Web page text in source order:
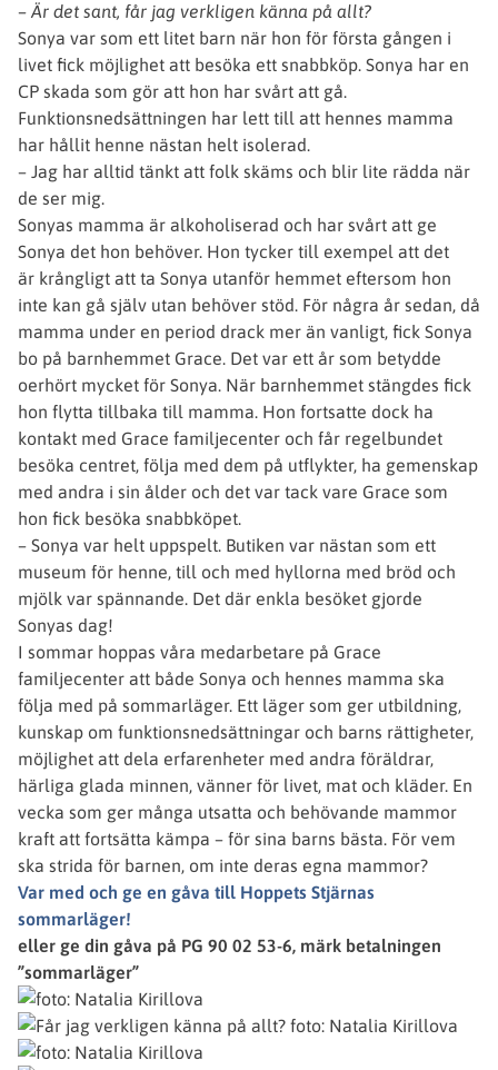
– Är det sant, får jag verkligen känna på allt?
Sonya var som ett litet barn när hon för första gången i
livet fick möjlighet att besöka ett snabbköp. Sonya har en
CP skada som gör att hon har svårt att gå.
Funktionsnedsättningen har lett till att hennes mamma
har hållit henne nästan helt isolerad.
– Jag har alltid tänkt att folk skäms och blir lite rädda när
de ser mig.
Sonyas mamma är alkoholiserad och har svårt att ge
Sonya det hon behöver. Hon tycker till exempel att det
är krångligt att ta Sonya utanför hemmet eftersom hon
inte kan gå själv utan behöver stöd. För några år sedan, då
mamma under en period drack mer än vanligt, fick Sonya
bo på barnhemmet Grace. Det var ett år som betydde
oerhört mycket för Sonya. När barnhemmet stängdes fick
hon flytta tillbaka till mamma. Hon fortsatte dock ha
kontakt med Grace familjecenter och får regelbundet
besöka centret, följa med dem på utflykter, ha gemenskap
med andra i sin ålder och det var tack vare Grace som
hon fick besöka snabbköpet.
– Sonya var helt uppspelt. Butiken var nästan som ett
museum för henne, till och med hyllorna med bröd och
mjölk var spännande. Det där enkla besöket gjorde
Sonyas dag!
I sommar hoppas våra medarbetare på Grace
familjecenter att både Sonya och hennes mamma ska
följa med på sommarläger. Ett läger som ger utbildning,
kunskap om funktionsnedsättningar och barns rättigheter,
möjlighet att dela erfarenheter med andra föräldrar,
härliga glada minnen, vänner för livet, mat och kläder. En
vecka som ger många utsatta och behövande mammor
kraft att fortsätta kämpa – för sina barns bästa. För vem
ska strida för barnen, om inte deras egna mammor?
Var med och ge en gåva till Hoppets Stjärnas
sommarläger!
eller ge din gåva på PG 90 02 53-6, märk betalningen
”sommarläger”